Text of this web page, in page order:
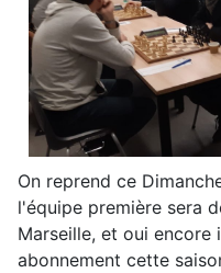
On reprend ce
l'équipe première sera
Marseille, et oui
abonnement cette